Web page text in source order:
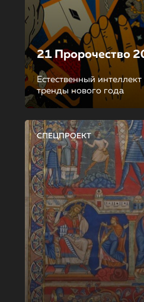
21 Пророчество
Естественный
тренды нового года
СПЕЦПРОЕКТ